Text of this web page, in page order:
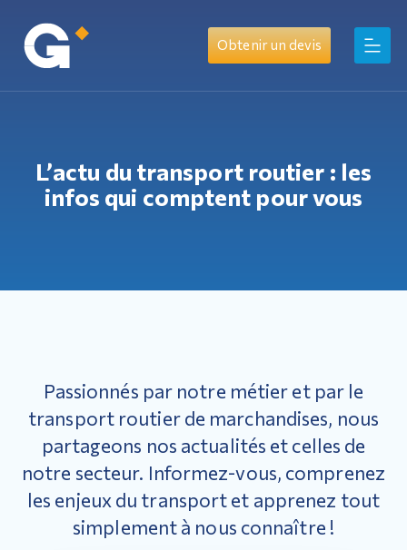
Obtenir un devis
L’actu du transport routier : les
infos qui comptent pour vous
Passionnés par notre métier et par le
transport routier de marchandises, nous
partageons nos actualités et celles de
notre secteur. Informez-vous, comprenez
les enjeux du transport et apprenez tout
simplement à nous connaître !